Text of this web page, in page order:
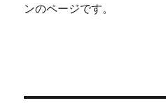
ンのページです。